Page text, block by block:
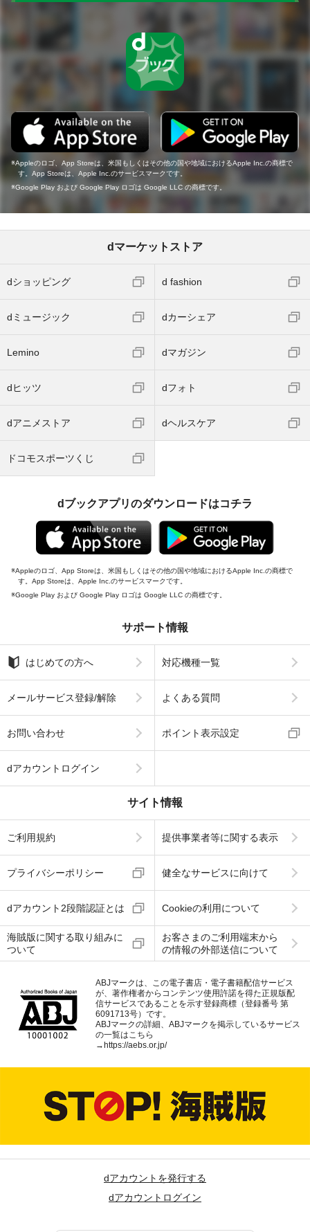
Appleのロゴ、App Storeは、米国もしくはその他の国や地域におけるApple Inc.の商標で
す。App Storeは、Apple Inc.のサービスマークです。
Google Play および Google Play ロゴは Google LLC の商標です。
dマーケットストア
dショッピング d fashion
dミュージック dカーシェア
Lemino dマガジン
dヒッツ dフォト
dアニメストア dヘルスケア
ドコモスポーツくじ
dブックアプリのダウンロードはコチラ
Appleのロゴ、App Storeは、米国もしくはその他の国や地域におけるApple Inc.の商標で
す。App Storeは、Apple Inc.のサービスマークです。
Google Play および Google Play ロゴは Google LLC の商標です。
サポート情報
はじめての方へ 対応機種一覧
メールサービス登録/解除 よくある質問
お問い合わせ ポイント表示設定
dアカウントログイン
サイト情報
ご利用規約 提供事業者等に関する表示
プライバシーポリシー 健全なサービスに向けて
dアカウント2段階認証とは Cookieの利用について
海賊版に関する取り組みに
ついて
お客さまのご利用端末から
の情報の外部送信について
ABJマークは、この電子書店・電子書籍配信サービス
が、著作権者からコンテンツ使用許諾を得た正規版配
信サービスであることを示す登録商標（登録番号 第
6091713号）です。
ABJマークの詳細、ABJマークを掲示しているサービス
の一覧はこちら
→https://aebs.or.jp/
dアカウントを発行する
dアカウントログイン